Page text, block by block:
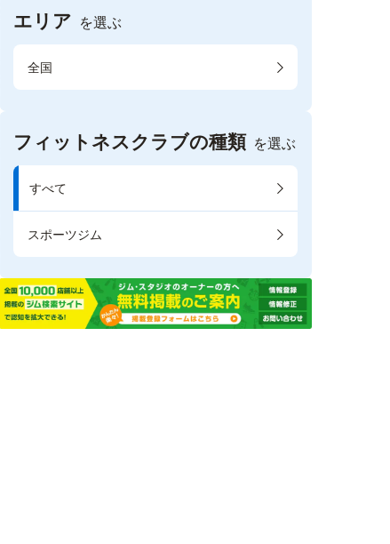
エリア を選ぶ
全国
フィットネスクラブの種類 を選ぶ
すべて
スポーツジム